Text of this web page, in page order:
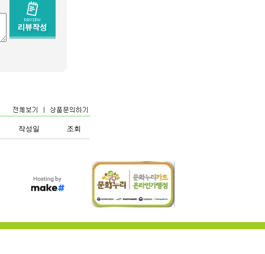
작성일 조회